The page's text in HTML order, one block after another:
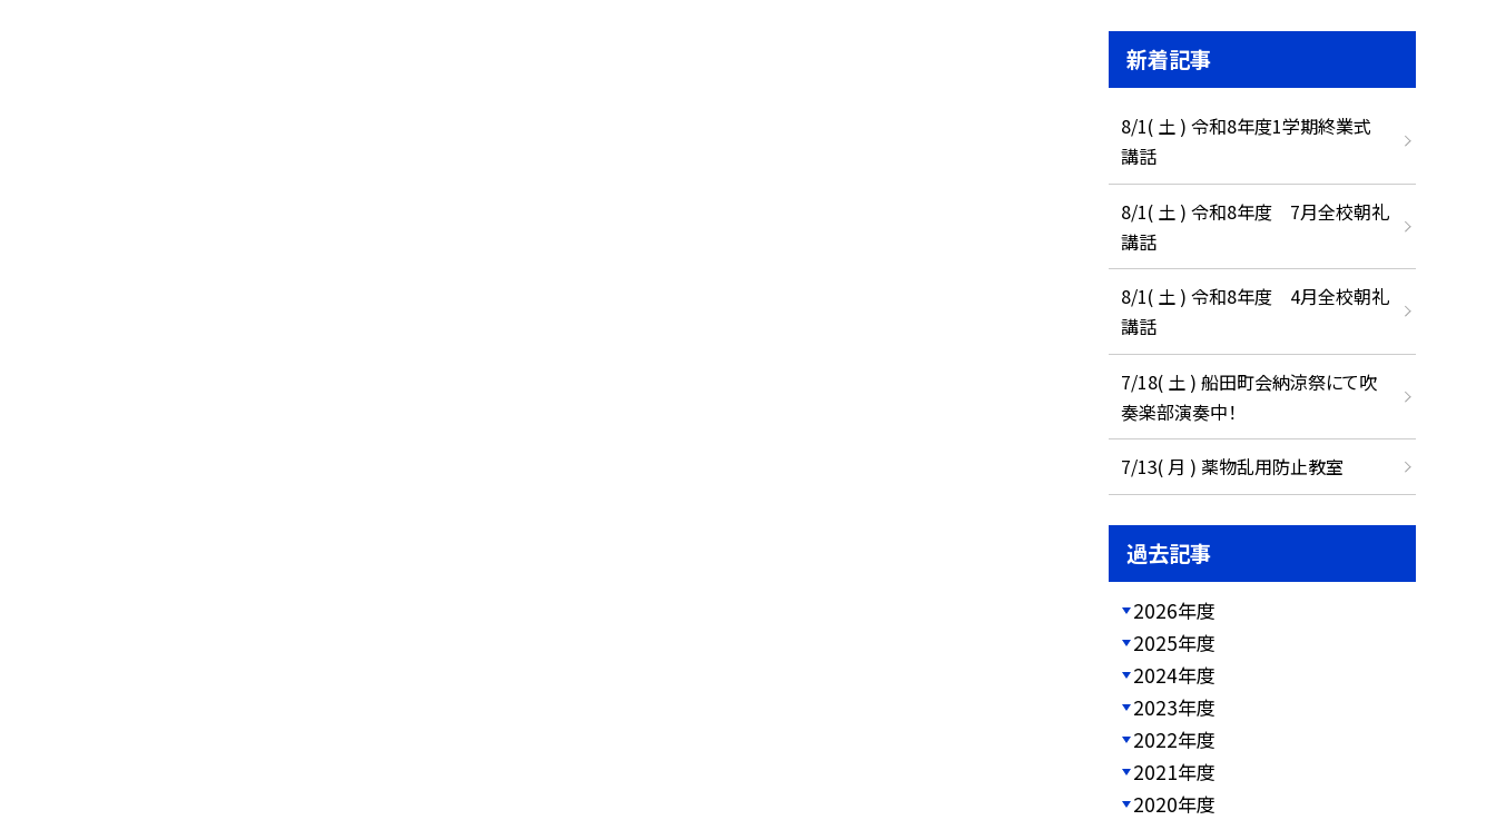
新着記事
8/1( 土 ) 令和8年度1学期終業式
講話
8/1( 土 ) 令和8年度 7月全校朝礼
講話
8/1( 土 ) 令和8年度 4月全校朝礼
講話
7/18( 土 ) 船田町会納涼祭にて吹
奏楽部演奏中！
7/13( 月 ) 薬物乱用防止教室
過去記事
2026年度
2025年度
2024年度
2023年度
2022年度
2021年度
2020年度